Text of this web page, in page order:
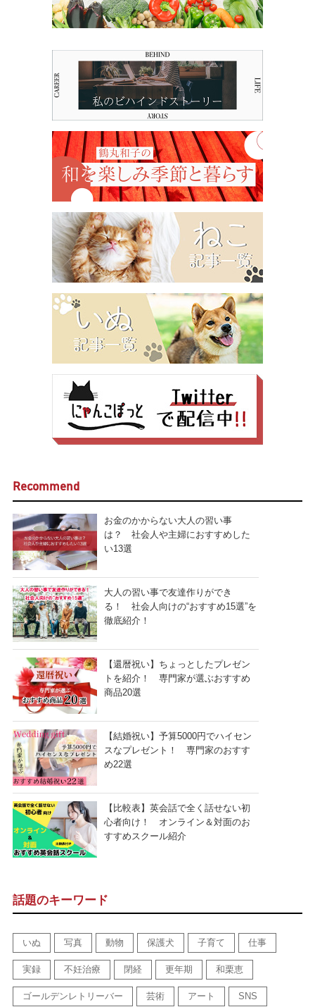
Recommend
お金のかからない大人の習い事
は？ 社会人や主婦におすすめした
い13選
大人の習い事で友達作りができ
る！ 社会人向けの“おすすめ15選”を
徹底紹介！
【還暦祝い】ちょっとしたプレゼン
トを紹介！ 専門家が選ぶおすすめ
商品20選
【結婚祝い】予算5000円でハイセン
スなプレゼント！ 専門家のおすす
め22選
【比較表】英会話で全く話せない初
心者向け！ オンライン＆対面のお
すすめスクール紹介
話題のキーワード
いぬ 写真 動物 保護犬 子育て 仕事
実録 不妊治療 閉経 更年期 和栗恵
ゴールデンレトリーバー 芸術 アート SNS